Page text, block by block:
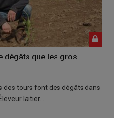
dégâts que les gros
des tours font des dégâts dans
laitier…